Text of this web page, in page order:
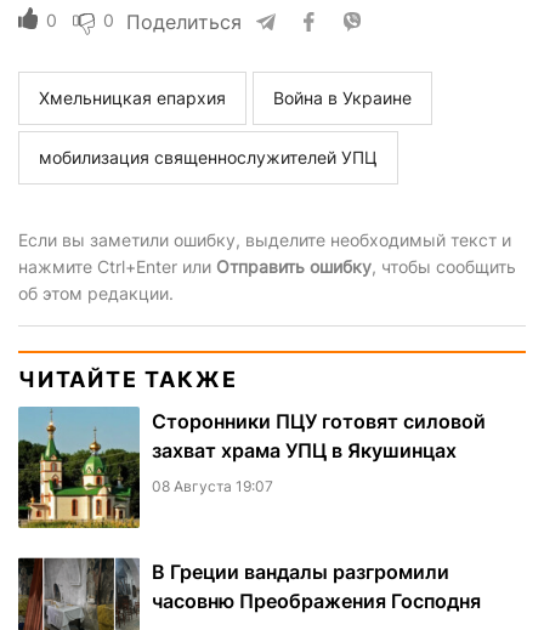
0 0 Поделиться
Хмельницкая епархия Война в Украине
мобилизация священнослужителей УПЦ
Если вы заметили ошибку, выделите необходимый текст и
нажмите Ctrl+Enter или Отправить ошибку, чтобы сообщить
об этом редакции.
ЧИТАЙТЕ ТАКЖЕ
Сторонники ПЦУ готовят силовой
захват храма УПЦ в Якушинцах
08 Августа 19:07
В Греции вандалы разгромили
часовню Преображения Господня